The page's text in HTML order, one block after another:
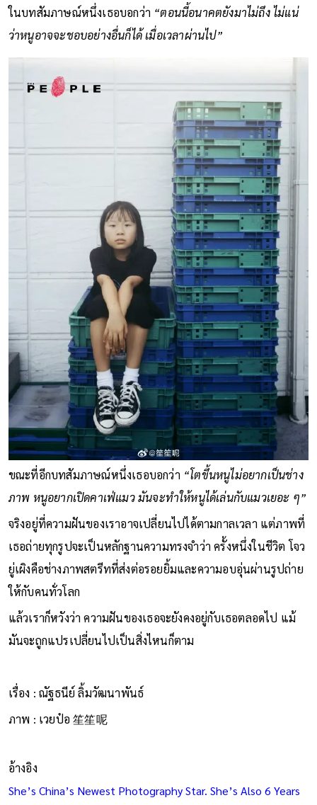
ในบทสัมภาษณ์หนึ่งเธอบอกว่า “ตอนนี้อนาคตยังมาไม่ถึง ไม่แน่
ว่าหนูอาจจะชอบอย่างอื่นก็ได้ เมื่อเวลาผ่านไป”
ขณะที่อีกบทสัมภาษณ์หนึ่งเธอบอกว่า “โตขึ้นหนูไม่อยากเป็นช่าง
ภาพ หนูอยากเปิดคาเฟ่แมว มันจะทำให้หนูได้เล่นกับแมวเยอะ ๆ”
จริงอยู่ที่ความฝันของเราอาจเปลี่ยนไปได้ตามกาลเวลา แต่ภาพที่
เธอถ่ายทุกรูปจะเป็นหลักฐานความทรงจำว่า ครั้งหนึ่งในชีวิต โจว
ยู่เผิงคือช่างภาพสตรีทที่ส่งต่อรอยยิ้มและความอบอุ่นผ่านรูปถ่าย
ให้กับคนทั่วโลก
แล้วเราก็หวังว่า ความฝันของเธอจะยังคงอยู่กับเธอตลอดไป แม้
มันจะถูกแปรเปลี่ยนไปเป็นสิ่งไหนก็ตาม
เรื่อง : ณัฐธนีย์ ลิ้มวัฒนาพันธ์
ภาพ : เวยป๋อ 笙笙呢
อ้างอิง
She’s China’s Newest Photography Star. She’s Also 6 Years